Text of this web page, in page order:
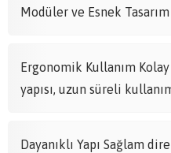
Modüler ve Esnek Tasarım
Ergonomik Kullanım
yapısı, uzun süreli
Dayanıklı Yapı Sağlam